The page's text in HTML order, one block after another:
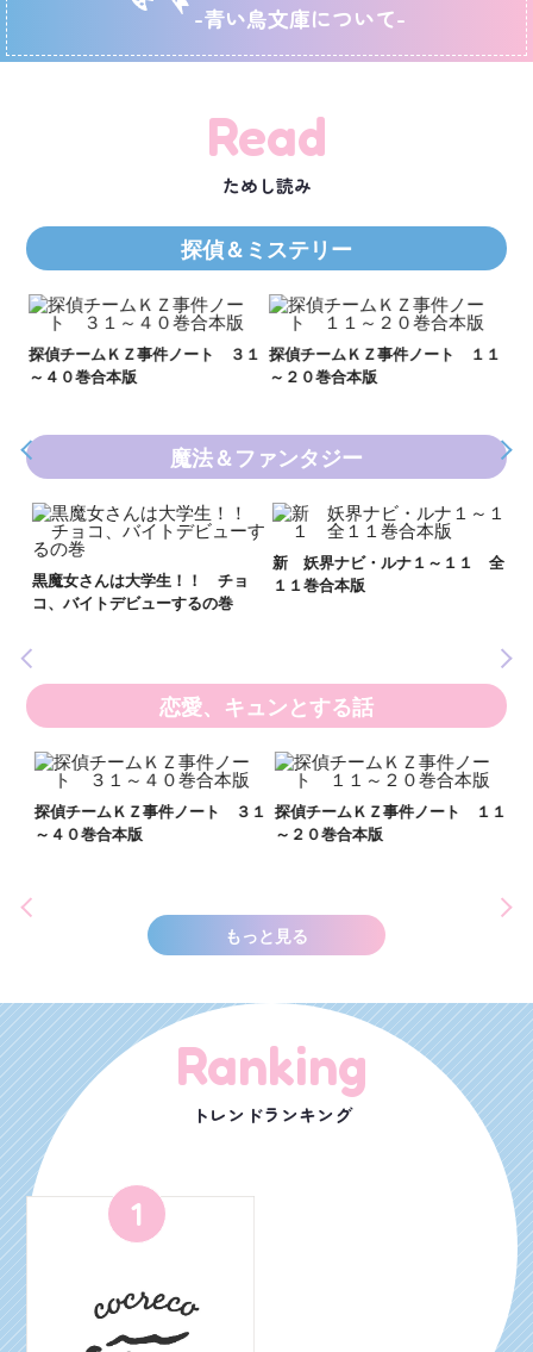
-青い鳥文庫について-
Read
ためし読み
探偵＆ミステリー
探偵チームＫＺ事件ノート ３１
～４０巻合本版
探偵チームＫＺ事件ノート １１
～２０巻合本版
魔法＆ファンタジー
黒魔女さんは大学生！！ チョ
コ、バイトデビューするの巻
新 妖界ナビ・ルナ１～１１ 全
１１巻合本版
恋愛、キュンとする話
探偵チームＫＺ事件ノート ３１
～４０巻合本版
探偵チームＫＺ事件ノート １１
～２０巻合本版
もっと見る
Ranking
トレンドランキング
1